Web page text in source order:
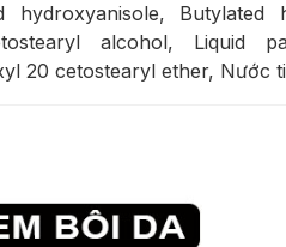
Butylated
alcohol, Liquid
20 cetostearyl ether, Nước